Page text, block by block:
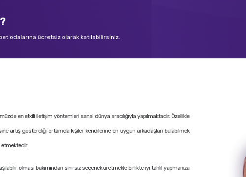
odalarına ücretsiz olarak katılabilirsiniz.
en etkili iletişim yöntemleri sanal dünya aracılığıyla yapılmaktadır. Özellikle
artış gösterdiği ortamda kişiler kendilerine en uygun arkadaşları bulabilmek
etmektedir.
olması bakımından sınırsız seçenek üretmekle birlikte iyi tahlil yapmanıza